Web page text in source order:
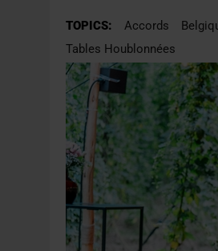
4 AOÛT 2026 | LA
TOPICS: Accords
Tables Houblonnées